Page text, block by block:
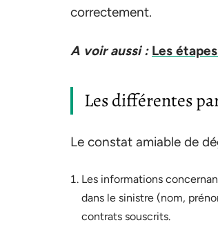
correctement.
A voir aussi : Les
Les différentes
Le constat amiable de
Les informations
dans le sinistre (nom,
contrats souscrits.